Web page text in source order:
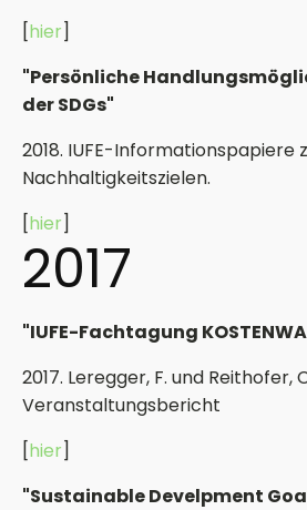
[hier]
"Persönliche
der SDGs"
2018. IUFE-Informationspapiere
Nachhaltigkeitszielen.
[hier]
2017
"IUFE-Fachtagung
2017. Leregger, F. und Reithofer,
Veranstaltungsbericht
[hier]
"Sustainable Develpment